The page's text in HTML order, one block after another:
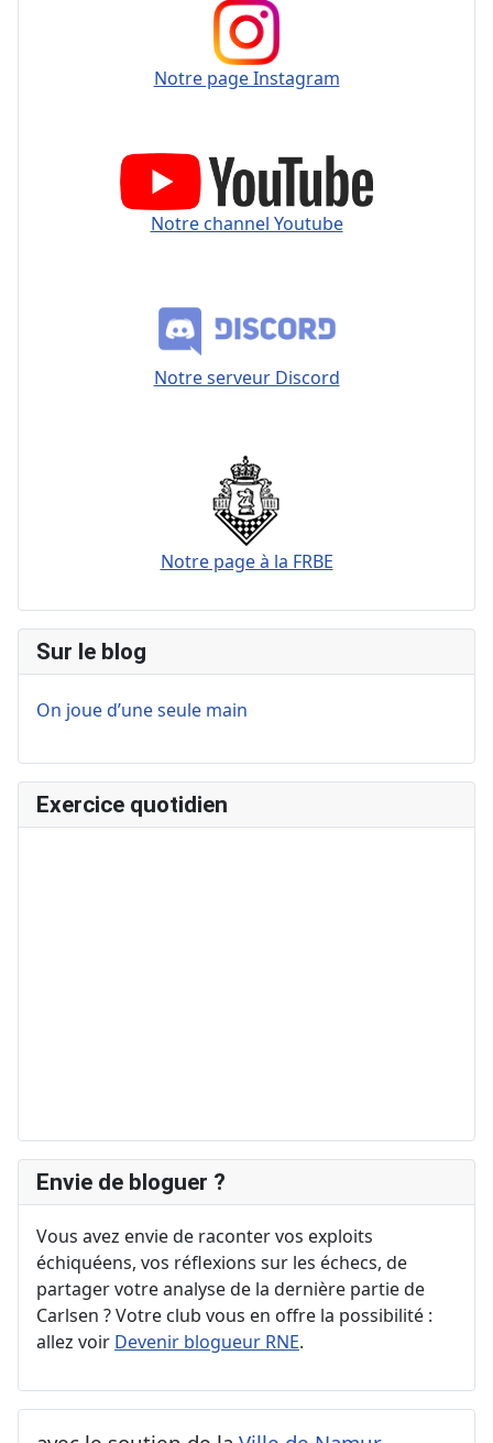
Notre page Instagram
Notre channel Youtube
Notre serveur Discord
Notre page à la FRBE
Sur le blog
On joue d’une seule main
Exercice quotidien
Envie de bloguer ?
Vous avez envie de raconter vos exploits
échiquéens, vos réflexions sur les échecs, de
partager votre analyse de la dernière partie de
Carlsen ? Votre club vous en offre la possibilité :
allez voir Devenir blogueur RNE.